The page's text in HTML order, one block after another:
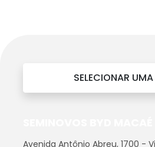
SELECIONAR
Avenida Antônio Abreu, 1700 -